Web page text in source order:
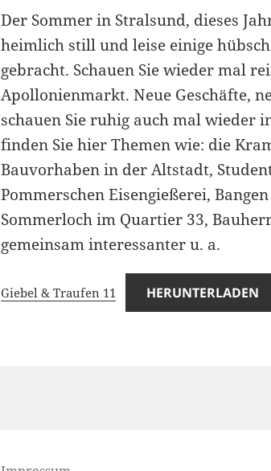
Der Sommer in Stralsund, dieses
heimlich still und leise einige
gebracht. Schauen Sie wieder mal
Apollonienmarkt. Neue Geschäfte,
schauen Sie ruhig auch mal wieder
finden Sie hier Themen wie: die
Bauvorhaben in der Altstadt,
Pommerschen Eisengießerei,
Sommerloch im Quartier 33,
gemeinsam interessanter u. a.
Giebel & Traufen 11 HERUNTERLADEN